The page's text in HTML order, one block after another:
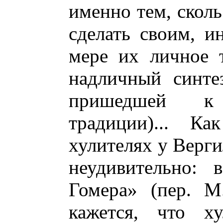
именно тем,
сделать своим,
мере их личное
надличный
пришедшей к
традиции)...
хулителях у
Гомера» (пер.
кажется, что